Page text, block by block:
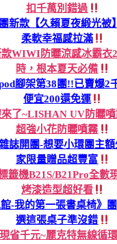
扣千萬別錯過
團新款【久賴夏夜緞光
柔軟幸福感拉滿
款WIWI防曬涼感冰霸衣
時，根本夏天必備
腳架第38團!!已賣爆2
便宜200還免運
來了~LISHAN UV防曬
超強小花防曬噴霧
雜誌開團-想要小環團主
家限量贈品超豐富
籤機B21S/B21Pro全數
烤漆造型超好看
館-我的第一張書桌椅》
選這張桌子準沒錯
現省千元~麗克特無線循